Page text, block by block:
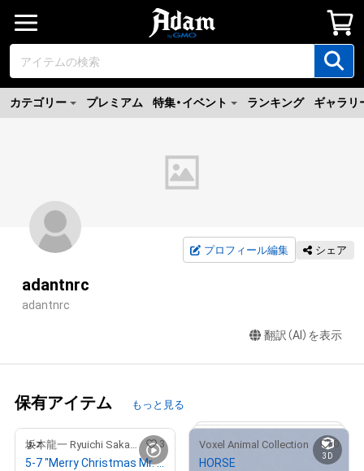
カテゴリー プレミアム 特集・イベント ランキング ギャラリ
プロフィール編集 シェア
adantnrc
adantnrc
翻訳（AI）を表示
保有アイテム もっと見る
坂本龍一 Ryuichi Sakamoto 3
5-7 "Merry Christmas Mr. Lawrence" Ryuichi Sakamoto 坂本 龍一
3D
Voxel Animal Collection 0
HORSE